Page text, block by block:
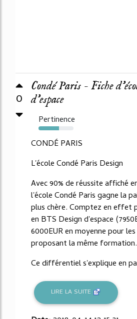
0
Condé Paris - Fiche
d'espace
Pertinence
58%
CONDÉ PARIS
L'école Condé Paris Design
Avec 90% de réussite affiché
l'école Condé Paris gagne la
plus chère. Comptez en effet
en BTS Design d'espace
6000EUR en moyenne pour
proposant la même formation.
Ce différentiel s'explique en
LIRE LA SUITE